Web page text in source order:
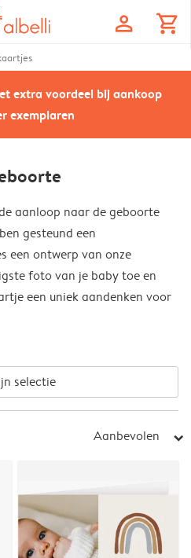
profile shopping_cart
extra voordeel bij aankoop
exemplaren
aanloop naar de geboorte
gesteund een
een ontwerp van onze
foto van je baby toe en
een uniek aandenken voor
selectie
Aanbevolen arrow_right